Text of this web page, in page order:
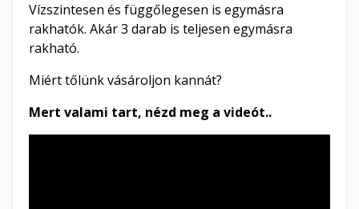
Vízszintesen és függőlegesen is egymásra
rakhatók. Akár 3 darab is teljesen egymásra
rakható.
Miért tőlünk vásároljon kannát?
Mert valami tart, nézd meg a videót..